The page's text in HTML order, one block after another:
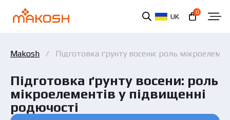
UK
0
Makosh Підготовка ґрунту восени: роль
Підготовка ґрунту восени: роль
мікроелементів у підвищенні
родючості